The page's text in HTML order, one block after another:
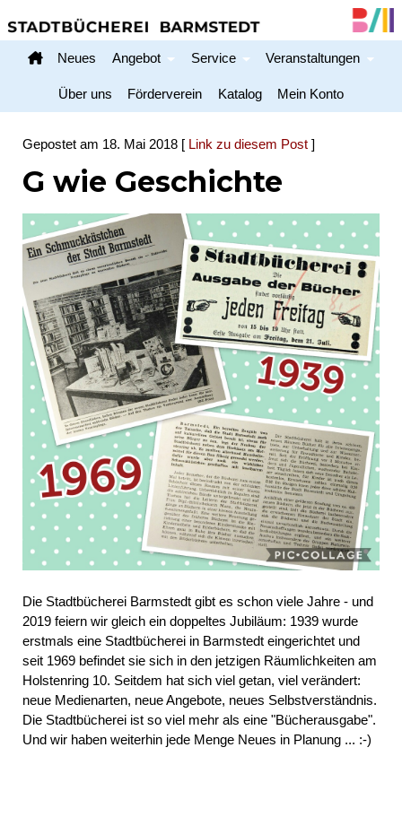
Neues Angebot Service Veranstaltungen
Über uns Förderverein Katalog Mein Konto
Gepostet am 18. Mai 2018 [ Link zu diesem Post ]
G wie Geschichte
Die Stadtbücherei Barmstedt gibt es schon viele Jahre - und
2019 feiern wir gleich ein doppeltes Jubiläum: 1939 wurde
erstmals eine Stadtbücherei in Barmstedt eingerichtet und
seit 1969 befindet sie sich in den jetzigen Räumlichkeiten am
Holstenring 10. Seitdem hat sich viel getan, viel verändert:
neue Medienarten, neue Angebote, neues Selbstverständnis.
Die Stadtbücherei ist so viel mehr als eine "Bücherausgabe".
Und wir haben weiterhin jede Menge Neues in Planung ... :-)